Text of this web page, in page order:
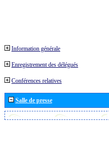
Information générale
Enregistrement des délégués
Conférences relatives
Salle de presse